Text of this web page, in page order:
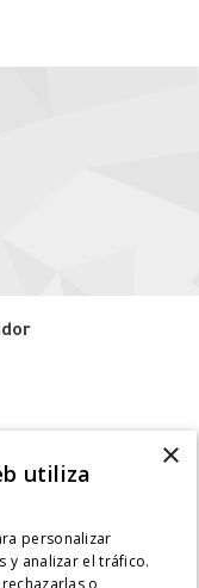
×
utiliza
personalizar
y analizar el tráfico.
o